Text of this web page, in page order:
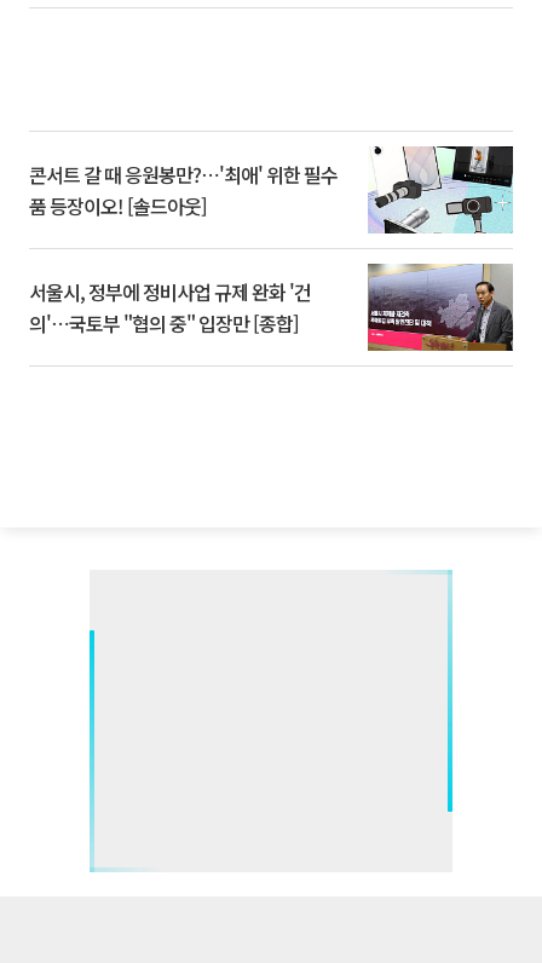
콘서트 갈 때 응원봉만?⋯'최애' 위한 필수
품 등장이오! [솔드아웃]
서울시, 정부에 정비사업 규제 완화 '건
의'⋯국토부 "협의 중" 입장만 [종합]